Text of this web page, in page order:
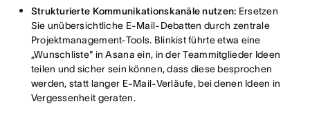
Strukturierte Kommunikationskanäle nutzen: Ersetzen
Sie unübersichtliche E-Mail-Debatten durch zentrale
Projektmanagement-Tools. Blinkist führte etwa eine
„Wunschliste" in Asana ein, in der Teammitglieder Ideen
teilen und sicher sein können, dass diese besprochen
werden, statt langer E-Mail-Verläufe, bei denen Ideen in
Vergessenheit geraten.